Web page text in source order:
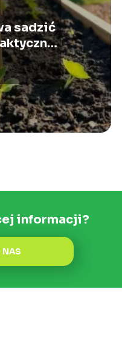
sadzić
informacji?
NAS